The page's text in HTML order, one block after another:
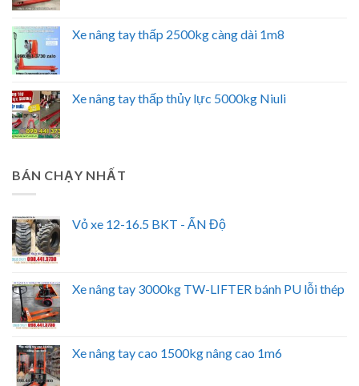
Xe nâng tay thấp 2500kg càng dài 1m8
Xe nâng tay thấp thủy lực 5000kg Niuli
BÁN CHẠY NHẤT
Vỏ xe 12-16.5 BKT - ẤN Độ
Xe nâng tay 3000kg TW-LIFTER bánh PU lỗi thép
Xe nâng tay cao 1500kg nâng cao 1m6